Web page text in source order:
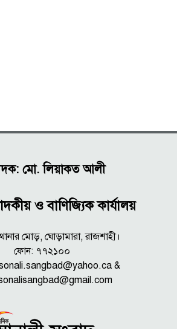
মো. লিয়াকত আলী
ও বাণিজ্যিক কার্যালয়
মোড়, ঘোড়ামারা, রাজশাহী।
ফোন: ৭৭২১০০
&